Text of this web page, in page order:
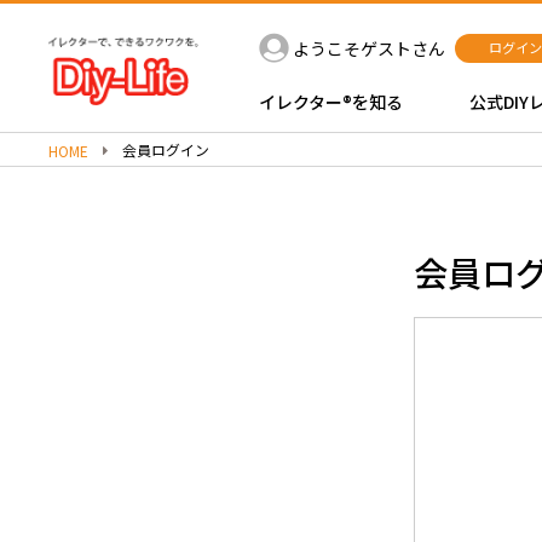
ようこそゲストさん ログイン
イレクター®を知る 公式DIY
HOME 会員ログイン
会員ロ